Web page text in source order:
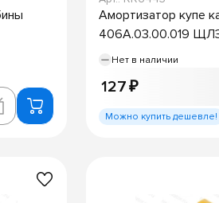
Амортизатор купе
406А.03.00.019
Нет в наличии
127 ₽
Можно купить дешевле!